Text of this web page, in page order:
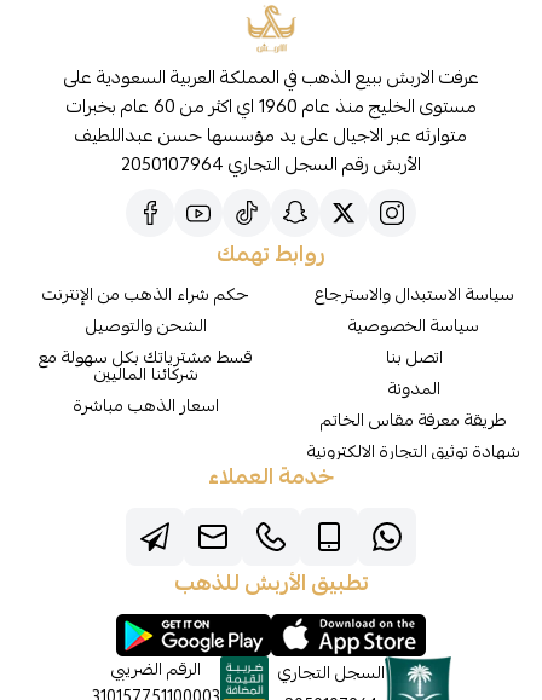
عرفت الاربش ببيع الذهب في المملكة العربية السعودية على
مستوى الخليج منذ عام 1960 اي اكثر من 60 عام بخبرات
متوارثه عبر الاجيال على يد مؤسسها حسن عبداللطيف
الأربش رقم السجل التجاري 2050107964
روابط تهمك
سياسة الاستبدال والاسترجاع
سياسة الخصوصية
اتصل بنا
المدونة
طريقة معرفة مقاس الخاتم
شهادة توثيق التجارة الالكترونية
حكم شراء الذهب من الإنترنت
الشحن والتوصيل
قسط مشترياتك بكل سهولة مع
شركائنا الماليين
اسعار الذهب مباشرة
خدمة العملاء
تطبيق الأربش للذهب
السجل التجاري
الرقم الضريبي